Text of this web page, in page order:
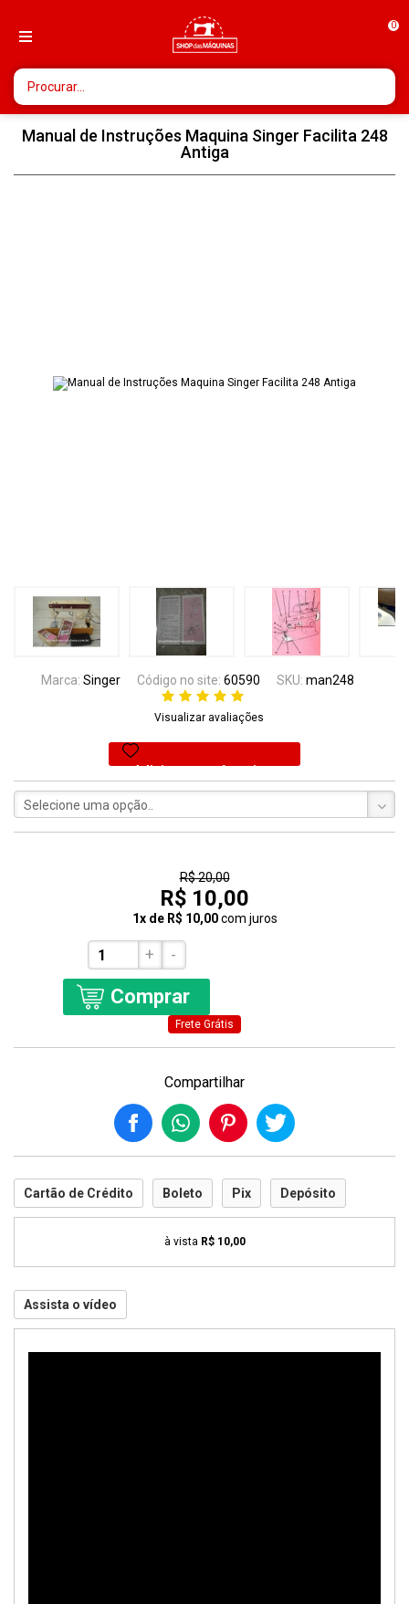
0
Manual de Instruções Maquina Singer Facilita 248
Antiga
Marca: Singer Código no site: 60590 SKU: man248
Visualizar avaliações
Adicionar aos favoritos
Selecione uma opção..
R$ 20,00
R$ 10,00
1x de R$ 10,00 com juros
+ -
Comprar
Frete Grátis
Compartilhar
Cartão de Crédito Boleto Pix Depósito
à vista R$ 10,00
Assista o vídeo